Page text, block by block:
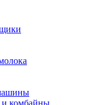
комбайны